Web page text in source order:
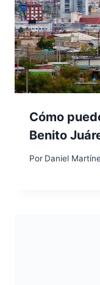
Cómo
Benito
Por Daniel